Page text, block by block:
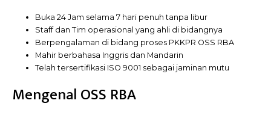
Buka 24 Jam selama 7 hari penuh tanpa libur
Staff dan Tim operasional yang ahli di bidangnya
Berpengalaman di bidang proses PKKPR OSS RBA
Mahir berbahasa Inggris dan Mandarin
Telah tersertifikasi ISO 9001 sebagai jaminan mutu
Mengenal OSS RBA